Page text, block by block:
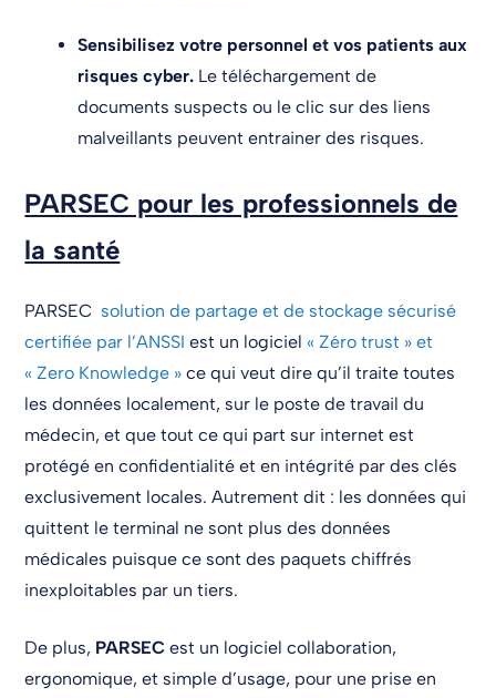
Sensibilisez votre personnel et vos patients aux
risques cyber. Le téléchargement de
documents suspects ou le clic sur des liens
malveillants peuvent entrainer des risques.
PARSEC pour les professionnels de
la santé
PARSEC solution de partage et de stockage sécurisé
certifiée par l’ANSSI est un logiciel « Zéro trust » et
« Zero Knowledge » ce qui veut dire qu’il traite toutes
les données localement, sur le poste de travail du
médecin, et que tout ce qui part sur internet est
protégé en confidentialité et en intégrité par des clés
exclusivement locales. Autrement dit : les données qui
quittent le terminal ne sont plus des données
médicales puisque ce sont des paquets chiffrés
inexploitables par un tiers.
De plus, PARSEC est un logiciel collaboration,
ergonomique, et simple d’usage, pour une prise en